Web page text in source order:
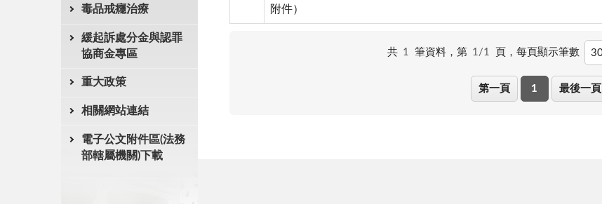
毒品戒癮治療
緩起訴處分金與認罪
協商金專區
重大政策
相關網站連結
電子公文附件區(法務
部轄屬機關)下載
附件）
共 1 筆資料，第 1/1 頁， 每頁顯示筆數
第一頁 1 最後一頁